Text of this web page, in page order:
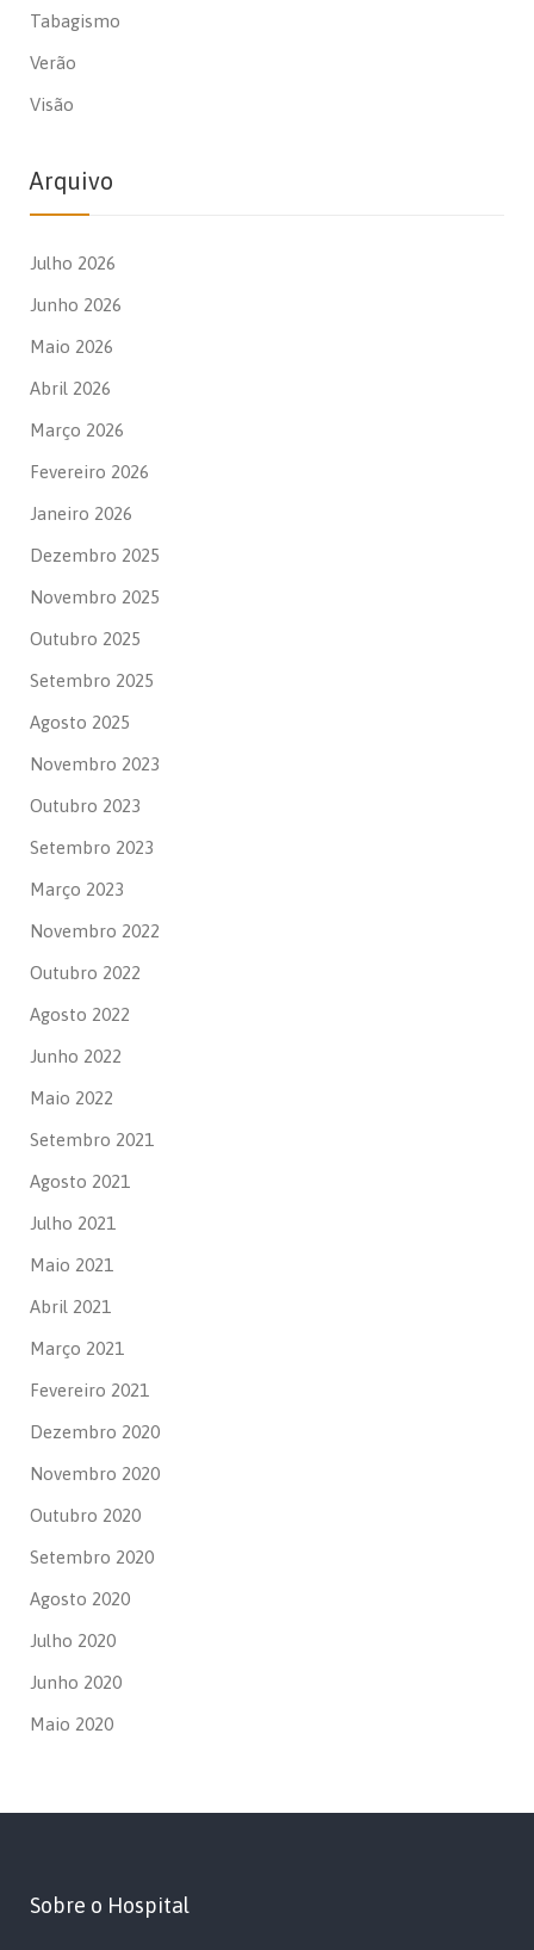
Tabagismo
Verão
Visão
Arquivo
Julho 2026
Junho 2026
Maio 2026
Abril 2026
Março 2026
Fevereiro 2026
Janeiro 2026
Dezembro 2025
Novembro 2025
Outubro 2025
Setembro 2025
Agosto 2025
Novembro 2023
Outubro 2023
Setembro 2023
Março 2023
Novembro 2022
Outubro 2022
Agosto 2022
Junho 2022
Maio 2022
Setembro 2021
Agosto 2021
Julho 2021
Maio 2021
Abril 2021
Março 2021
Fevereiro 2021
Dezembro 2020
Novembro 2020
Outubro 2020
Setembro 2020
Agosto 2020
Julho 2020
Junho 2020
Maio 2020
Sobre o Hospital